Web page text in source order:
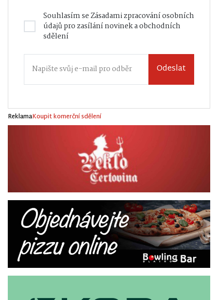
Souhlasím seZásadami zpracování osobních
údajůpro zasílání novinek a obchodních
sdělení
Odeslat
ReklamaKoupit komerční sdělení